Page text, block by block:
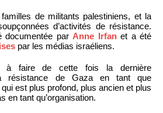
de militants palestiniens, et la
d’activités de résistance.
documentée par Anne Irfanet a été
par les médias israéliens.
à faire de cette fois la dernière
résistance de Gaza en tant que
est plus profond, plus ancien et plus
en tant qu’organisation.